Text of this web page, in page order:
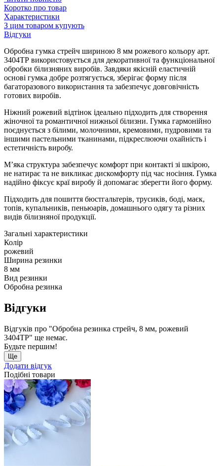
Коротко про товар
Характеристики
З цим товаром купують
Відгуки
Обробна гумка стрейч шириною 8 мм рожевого кольору арт.
3404ТР використовується для декоративної та функціональної
обробки білизняних виробів. Завдяки якісній еластичній
основі гумка добре розтягується, зберігає форму після
багаторазового використання та забезпечує довговічність
готових виробів.
Ніжний рожевий відтінок ідеально підходить для створення
жіночної та романтичної нижньої білизни. Гумка гармонійно
поєднується з білими, молочними, кремовими, пудровими та
іншими пастельними тканинами, підкреслюючи охайність і
естетичність виробу.
М’яка структура забезпечує комфорт при контакті зі шкірою,
не натирає та не викликає дискомфорту під час носіння. Гумка
надійно фіксує краї виробу й допомагає зберегти його форму.
Підходить для пошиття бюстгальтерів, трусиків, боді, маєк,
топів, купальників, пеньюарів, домашнього одягу та різних
видів білизняної продукції.
Загальні характеристики
Колір
рожевий
Ширина резинки
8 мм
Вид резинки
Обробна резинка
Відгуки
Відгуків про "Обробна резинка стрейч, 8 мм, рожевий
3404ТР" ще немає.
Будьте першим!
Ще
Додати відгук
Подібні товари